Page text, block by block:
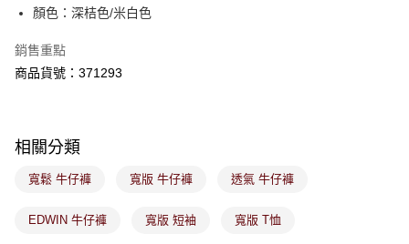
１．透過由恩沛科技股份有限公司提供之「AFTEE先享後付」服務完成之交
權轉讓予恩沛科技股份有限公司。
２．關於個人資料處理事宜，請瀏覽以下網址：
４．使用「AFTEE先享後付」時，將依據個別帳號之用戶狀況，依本公司即
請求用戶進行身份認證。
恩沛科技股份有限公司將有權停止該用戶之使用額度並採取法律行動。
免運費
付款後7-11取貨
免運費
免運費
付款後門市取貨
顏色：深桔色/米白色
銷售重點
商品貨號：371293
相關分類
寬鬆 牛仔褲 寬版 牛仔褲 透氣 牛仔褲
EDWIN 牛仔褲 寬版 短袖 寬版 T恤